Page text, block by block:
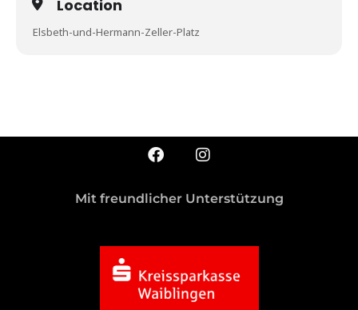
Location
Elsbeth-und-Hermann-Zeller-Platz
Mit freundlicher Unterstützung